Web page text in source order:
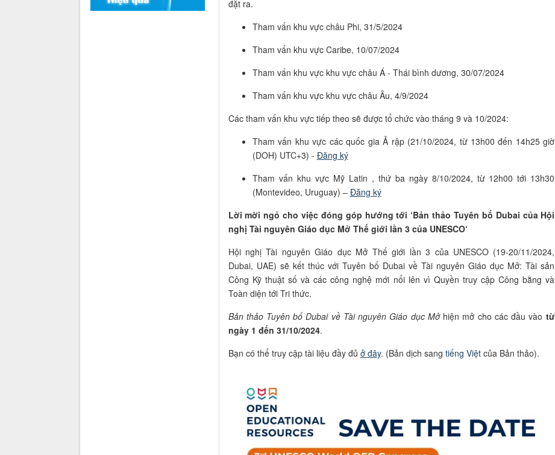
đặt ra.
Tham vấn khu vực châu Phi, 31/5/2024
Tham vấn khu vực Caribe, 10/07/2024
Tham vấn khu vực khu vực châu Á - Thái bình dương, 30/07/2024
Tham vấn khu vực khu vực châu Âu, 4/9/2024
Các tham vấn khu vực tiếp theo sẽ được tổ chức vào tháng 9 và 10/2024:
Tham vấn khu vực các quốc gia Ả rập (21/10/2024, từ 13h00 đến 14h25 giờ
(DOH) UTC+3) - Đăng ký
Tham vấn khu vực Mỹ Latin , thứ ba ngày 8/10/2024, từ 12h00 tới 13h30
(Montevideo, Uruguay) – Đăng ký
Lời mời ngỏ cho việc đóng góp hướng tới ‘Bản thảo Tuyên bố Dubai của Hội
nghị Tài nguyên Giáo dục Mở Thế giới lần 3 của UNESCO‘
Hội nghị Tài nguyên Giáo dục Mở Thế giới lần 3 của UNESCO (19-20/11/2024,
Dubai, UAE) sẽ kết thúc với Tuyên bố Dubai về Tài nguyên Giáo dục Mở: Tài sản
Công Kỹ thuật số và các công nghệ mới nổi lên vì Quyền truy cập Công bằng và
Toàn diện tới Tri thức.
Bản thảo Tuyên bố Dubai về Tài nguyên Giáo dục Mởhiện mở cho các đầu vào từ
ngày 1 đến 31/10/2024.
Bạn có thể truy cập tài liệu đầy đủ ở đây. (Bản dịch sang tiếng Việtcủa Bản thảo).